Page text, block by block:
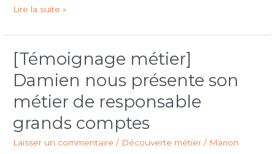
Lire la suite »
[Témoignage métier]
Damien nous présente son
métier de responsable
grands comptes
Laisser un commentaire / Découverte métier / Marion
[Témoignage
métier]
Damien
présente
son
métier
de